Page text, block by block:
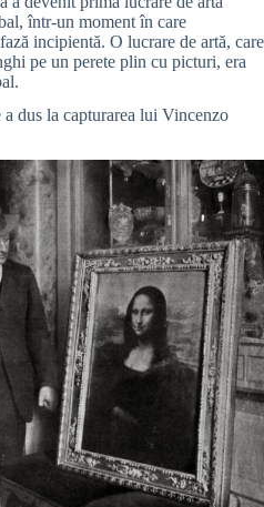
într-un moment în care
incipientă. O lucrare de artă, care
pe un perete plin cu picturi, era
dus la capturarea lui Vincenzo